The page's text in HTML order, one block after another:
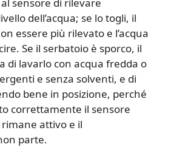
dell’acqua; se lo togli, il
essere più rilevato e l’acqua
Se il serbatoio è sporco, il
di lavarlo con acqua fredda o
e senza solventi, e di
bene in posizione, perché
correttamente il sensore
rimane attivo e il
parte.